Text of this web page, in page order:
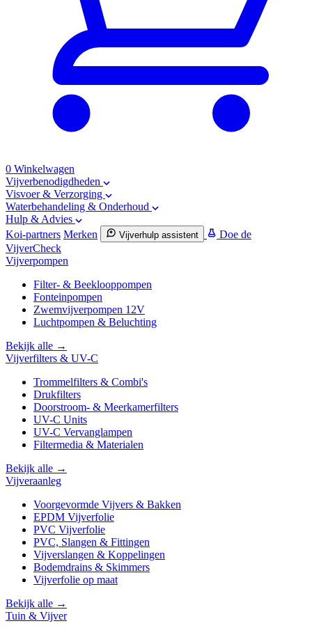
0 Winkelwagen
Vijverbenodigdheden
Visvoer & Verzorging
Waterbehandeling & Onderhoud
Hulp & Advies
Koi-partners Merken Vijverhulp assistent
Doe de
VijverCheck
Vijverpompen
Filter- & Beeklooppompen
Fonteinpompen
Zwemvijverpompen 12V
Luchtpompen & Beluchting
Bekijk alle →
Vijverfilters & UV-C
Trommelfilters & Combi's
Drukfilters
Doorstroom- & Meerkamerfilters
UV-C Units
UV-C Vervanglampen
Filtermedia & Materialen
Bekijk alle →
Vijveraanleg
Voorgevormde Vijvers & Bakken
EPDM Vijverfolie
PVC Vijverfolie
PVC, Slangen & Fittingen
Vijverslangen & Koppelingen
Bodemdrains & Skimmers
Vijverfolie op maat
Bekijk alle →
Tuin & Vijver